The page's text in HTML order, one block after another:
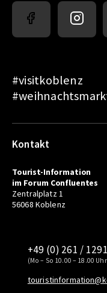
#visitkoblenz
Kontakt
Tourist-Information
im Forum Confluentes
Zentralplatz 1
56068 Koblenz
+49 (0) 261 /
(Mo – So 10.00 – 18.00